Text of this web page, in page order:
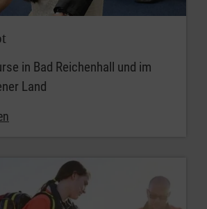
in Bad Reichenhall und im
Land